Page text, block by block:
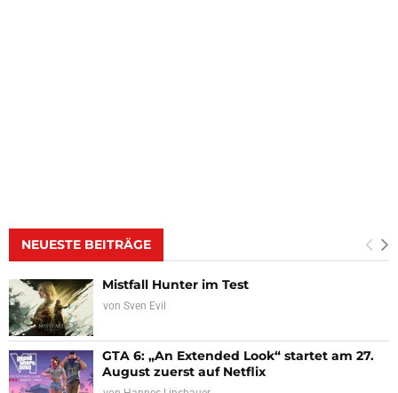
NEUESTE BEITRÄGE
Mistfall Hunter im Test
von Sven Evil
GTA 6: „An Extended Look“ startet am 27.
August zuerst auf Netflix